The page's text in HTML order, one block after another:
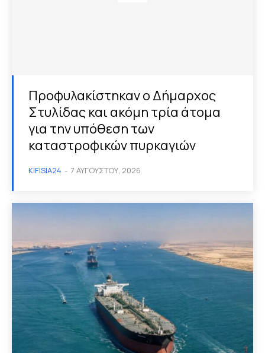
Προφυλακίστηκαν ο Δήμαρχος
Στυλίδας και ακόμη τρία άτομα
για την υπόθεση των
καταστροφικών πυρκαγιών
KIFISIA24 - 7 ΑΥΓΟΎΣΤΟΥ, 2026